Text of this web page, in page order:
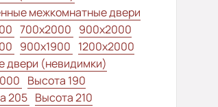
межкомнатные двери
700x2000 900x2000
900x1900 1200x2000
двери (невидимки)
Высота 190
205 Высота 210